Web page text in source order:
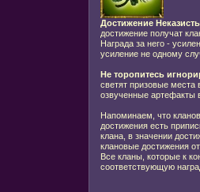
Достижение
достижение получат
Награда за него -
усиление не одному
Не торопитесь
светят призовые места
озвученные артефакты
Напоминаем, что
достижения есть
клана, в значении
клановые достижения
Все кланы, которые к
соответствующую